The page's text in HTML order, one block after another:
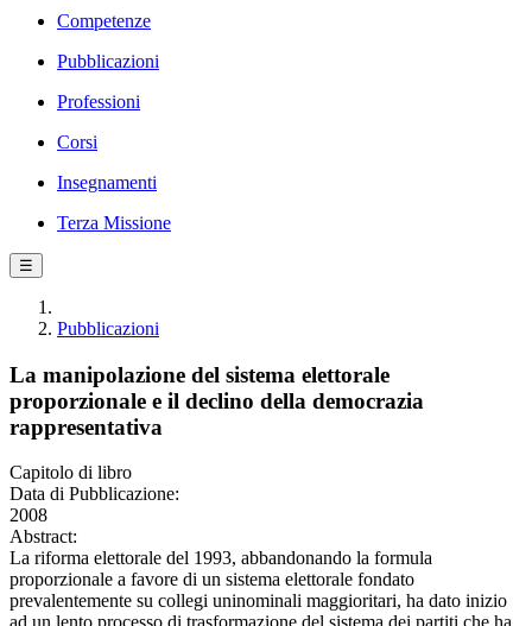
Competenze
Pubblicazioni
Professioni
Corsi
Insegnamenti
Terza Missione
☰
Pubblicazioni
La manipolazione del sistema elettorale
proporzionale e il declino della democrazia
rappresentativa
Capitolo di libro
Data di Pubblicazione:
2008
Abstract:
La riforma elettorale del 1993, abbandonando la formula
proporzionale a favore di un sistema elettorale fondato
prevalentemente su collegi uninominali maggioritari, ha dato inizio